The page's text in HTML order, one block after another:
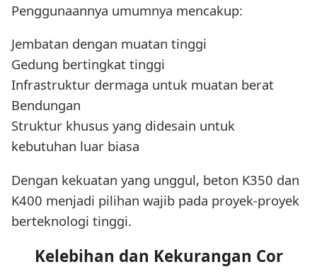
Penggunaannya umumnya mencakup:
Jembatan dengan muatan tinggi
Gedung bertingkat tinggi
Infrastruktur dermaga untuk muatan berat
Bendungan
Struktur khusus yang didesain untuk
kebutuhan luar biasa
Dengan kekuatan yang unggul, beton K350 dan
K400 menjadi pilihan wajib pada proyek-proyek
berteknologi tinggi.
Kelebihan dan Kekurangan Cor